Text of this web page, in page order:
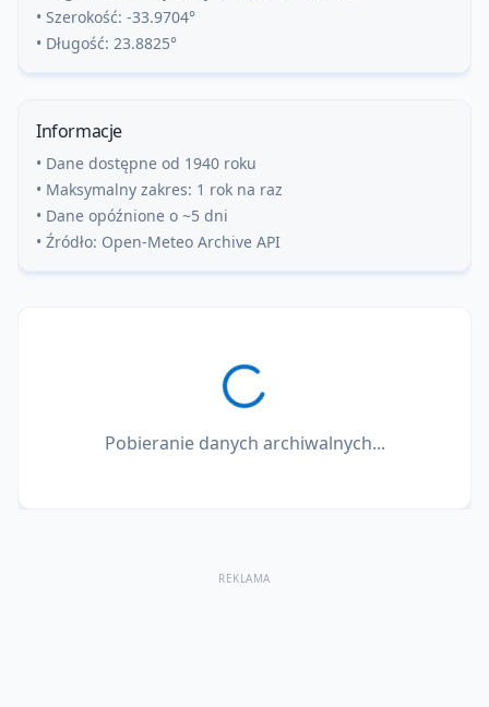
• Szerokość: -33.9704°
• Długość: 23.8825°
Informacje
• Dane dostępne od 1940 roku
• Maksymalny zakres: 1 rok na raz
• Dane opóźnione o ~5 dni
• Źródło: Open-Meteo Archive API
Pobieranie danych archiwalnych...
REKLAMA